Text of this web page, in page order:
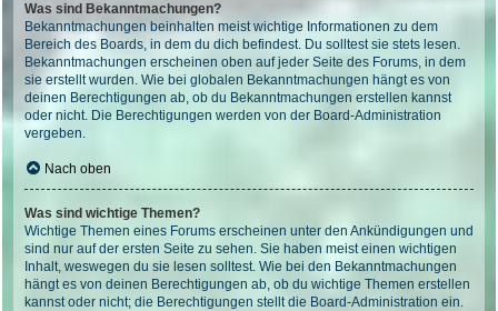
Was sind Bekanntmachungen?
Bekanntmachungen beinhalten meist wichtige Informationen zu dem
Bereich des Boards, in dem du dich befindest. Du solltest sie stets lesen.
Bekanntmachungen erscheinen oben auf jeder Seite des Forums, in dem
sie erstellt wurden. Wie bei globalen Bekanntmachungen hängt es von
deinen Berechtigungen ab, ob du Bekanntmachungen erstellen kannst
oder nicht. Die Berechtigungen werden von der Board-Administration
vergeben.
Nach oben
Was sind wichtige Themen?
Wichtige Themen eines Forums erscheinen unter den Ankündigungen und
sind nur auf der ersten Seite zu sehen. Sie haben meist einen wichtigen
Inhalt, weswegen du sie lesen solltest. Wie bei den Bekanntmachungen
hängt es von deinen Berechtigungen ab, ob du wichtige Themen erstellen
kannst oder nicht; die Berechtigungen stellt die Board-Administration ein.